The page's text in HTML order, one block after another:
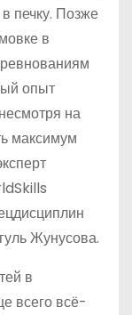
печку. Позже
в
опыт
на
максимум
Жунусова.
в
всего всё-